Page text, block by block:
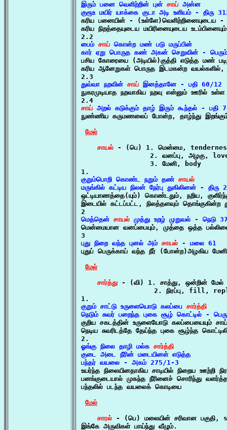
இரும் பனை வெளிற்றின் புன் சாய் அன்ன
குரூஉ மயிர் யாக்கை குடா அடி உளியம் - திரு
கரிய பனையின் - (உள்ளே)வெளிற்றினையுடைய -
கரிய நிறத்தையுடைய மயிரினையுடைய
பைம் சாய் கொன்ற மண் படு மருப்பின்
கார் ஏறு பொருத கண் அகன் செறுவின் -
பசிய கோரையை (அடியில்)குத்தி எடுத்த மண்
கரிய ஆனேறுகள் பொருத இடமகன்ற வயல்களில்,
துவ்வா நறவின் சாய் இனத்தானே - பதி 60/12
நுகரமுடியாத நறவாகிய நறவு என்னும் ஊரில்
சாய் அறல் கடுக்கும் தாழ் இரும் கூந்தல் - பதி
நுண்ணிய கருமணலைப் போன்ற, தாழ்ந்து
மேல்
சாயல் - (பெ) 1. மென்மை,
2. வனப்பு, அழகு,
                 3. மேனி, body
குறும்பொறி கொண்ட நறும் தண் சாயல்
மருங்கில் கட்டிய நிலன் நேர்பு துகிலினன் - திரு
ஒட்டியாணத்தை(யும்) கொண்டதும், நறிய,
இடையில் கட்டப்பட்ட, நிலத்தளவும் தொங்குகின்ற
மெத்தென் சாயல் முத்து உறழ் முறுவல் - நெடு
மென்மையான வனப்பையும், முத்தை ஒத்த
புது நிறை வந்த புனல் அம் சாயல் - மலை 61
புதுப் பெருக்காய் வந்த நீர் (போன்ற)அழகிய
மேல்
சார்த்து - (வி) 1. சாத்து, ஒன்றின் மேல்
2. நிரப்பு, fill,
குறும் சாட்டு உருளையொடு கலப்பை சார்த்தி
நெடும் சுவர் பறைந்த புகை சூழ் கொட்டில் -
குறிய சகடத்தின் உருளையோடு கலப்பையையும்
நெடிய சுவரிடத்தே தேய்ந்த புகை சூழ்ந்த
ஓங்கு நிலை தாழி மல்க சார்த்தி
குடை அடை நீரின் மடையினள் எடுத்த
பந்தர் வயலை - அகம் 275/1-3
உயர்ந்த நிலையினதாகிய சாடியில் நிறைய ஊற்றி
பனங்குடையால் முகந்த நீரினைச் சொரிந்து
பந்தலில் படந்த வயலைக் கொடியை
மேல்
சாரல் - (பெ) மலையின் சரிவான